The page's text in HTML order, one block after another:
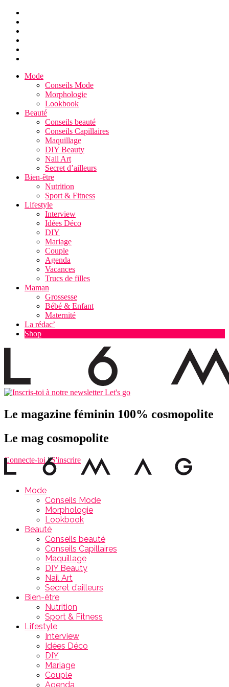
Mode
Conseils Mode
Morphologie
Lookbook
Beauté
Conseils beauté
Conseils Capillaires
Maquillage
DIY Beauty
Nail Art
Secret d’ailleurs
Bien-être
Nutrition
Sport & Fitness
Lifestyle
Interview
Idées Déco
DIY
Mariage
Couple
Agenda
Vacances
Trucs de filles
Maman
Grossesse
Bébé & Enfant
Maternité
La rédac’
Shop
Let's go
Le magazine féminin 100% cosmopolite
Le mag cosmopolite
Connecte-toi|S'inscrire
Mode
Conseils Mode
Morphologie
Lookbook
Beauté
Conseils beauté
Conseils Capillaires
Maquillage
DIY Beauty
Nail Art
Secret d’ailleurs
Bien-être
Nutrition
Sport & Fitness
Lifestyle
Interview
Idées Déco
DIY
Mariage
Couple
Agenda